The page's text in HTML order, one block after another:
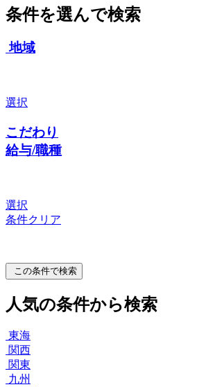
条件を選んで検索
地域
選択
こだわり
給与/職種
選択
条件クリア
この条件で検索
人気の条件から検索
東海
関西
関東
九州